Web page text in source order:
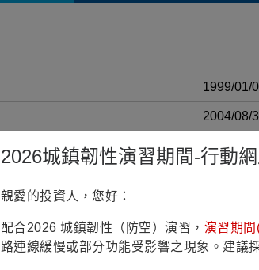
1999/01/
2004/08/
4億1仟4佰萬歐元 (2026/07/
10.42% (理柏三年期原幣別)
MSCI Europe Index-
2026城鎮韌性演習期間-行動
親愛的投資人，您好：
配合2026 城鎮韌性（防空）演習， 演習期
路連線緩慢或部分功能受影響之現象。建議